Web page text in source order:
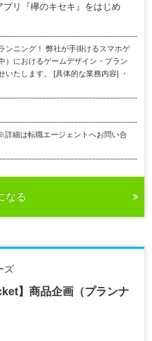
リ『欅のキセキ』をはじめ
ンニング！ 弊社が手掛けるスマホゲ
）におけるゲームデザイン・プラン
いたします。 [具体的な業務内容] ・
細は転職エージェントへお問い合
なる
ズ
】商品企画（プランナ